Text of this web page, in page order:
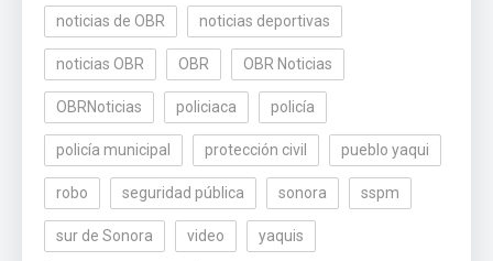
noticias de OBR noticias deportivas
noticias OBR OBR OBR Noticias
OBRNoticias policiaca policía
policía municipal protección civil pueblo yaqui
robo seguridad pública sonora sspm
sur de Sonora video yaquis